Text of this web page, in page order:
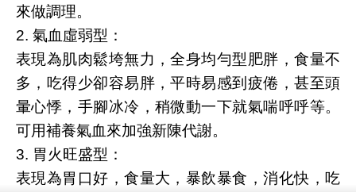
來做調理。
2. 氣血虛弱型：
表現為肌肉鬆垮無力，全身均勻型肥胖，食量不
多，吃得少卻容易胖，平時易感到疲倦，甚至頭
暈心悸，手腳冰冷，稍微動一下就氣喘呼呼等。
可用補養氣血來加強新陳代謝。
3. 胃火旺盛型：
表現為胃口好，食量大，暴飲暴食，消化快，吃